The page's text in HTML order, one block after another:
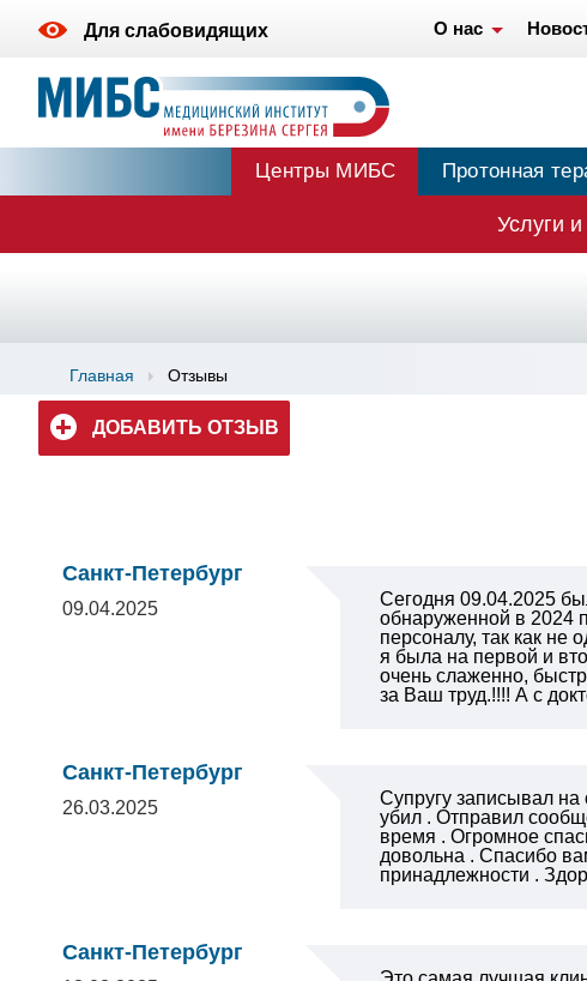
Для слабовидящих О нас
Центры МИБС Протонная
Услуги
Главная Отзывы
ДОБАВИТЬ ОТЗЫВ
Санкт-Петербург
09.04.2025
Сегодня 09.04.2025
обнаруженной в 2024
персоналу, так как не
я была на первой и
очень слаженно,
за Ваш труд.!!!! А с
Санкт-Петербург
26.03.2025
Супругу записывал
убил . Отправил
время . Огромное
довольна . Спасибо
принадлежности .
Санкт-Петербург